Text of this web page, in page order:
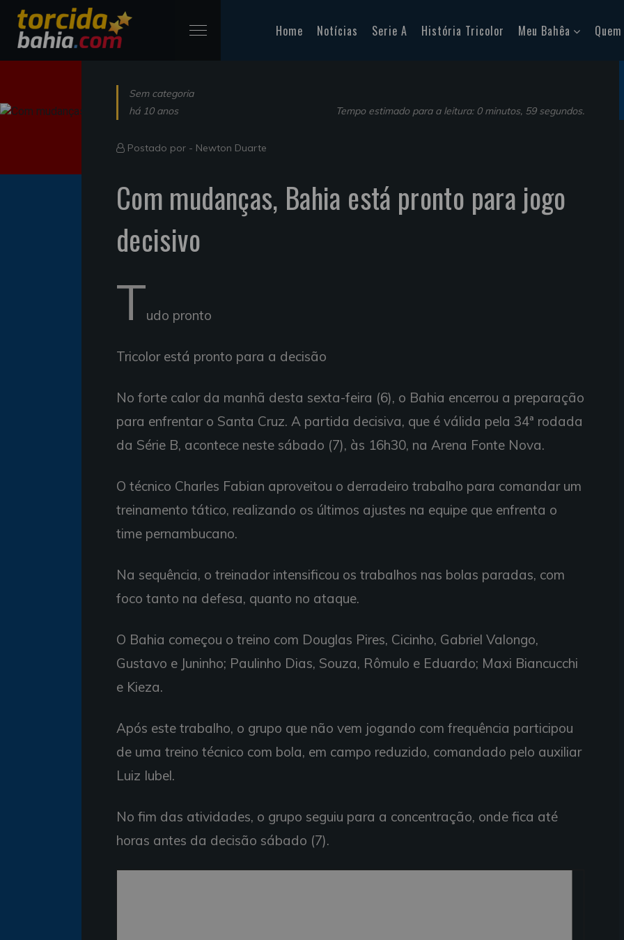
Home Notícias Serie A História Tricolor Meu Bahêa
Sem categoria
há 10 anos
Tempo estimado para a leitura: 0 minutos, 59 segundos.
Postado por - Newton Duarte
Com mudanças, Bahia está pronto para jogo
decisivo
Tudo pronto
Tricolor está pronto para a decisão
No forte calor da manhã desta sexta-feira (6), o Bahia encerrou a preparação
para enfrentar o Santa Cruz. A partida decisiva, que é válida pela 34ª rodada
da Série B, acontece neste sábado (7), às 16h30, na Arena Fonte Nova.
O técnico Charles Fabian aproveitou o derradeiro trabalho para comandar um
treinamento tático, realizando os últimos ajustes na equipe que enfrenta o
time pernambucano.
Na sequência, o treinador intensificou os trabalhos nas bolas paradas, com
foco tanto na defesa, quanto no ataque.
O Bahia começou o treino com Douglas Pires, Cicinho, Gabriel Valongo,
Gustavo e Juninho; Paulinho Dias, Souza, Rômulo e Eduardo; Maxi Biancucchi
e Kieza.
Após este trabalho, o grupo que não vem jogando com frequência participou
de uma treino técnico com bola, em campo reduzido, comandado pelo auxiliar
Luiz Iubel.
No fim das atividades, o grupo seguiu para a concentração, onde fica até
horas antes da decisão sábado (7).